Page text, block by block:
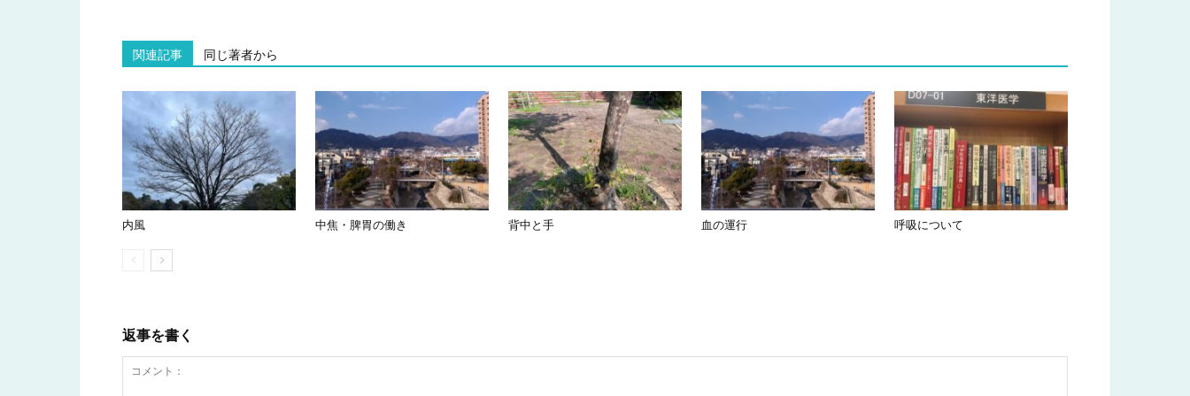
関連記事 同じ著者から
内風 中焦・脾胃の働き 背中と手 血の運行 呼吸について
返事を書く